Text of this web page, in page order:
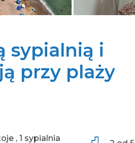
sypialnią i
przy plaży
, 1 sypialnia